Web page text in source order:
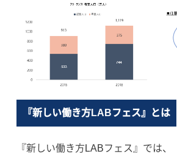
『新しい働き方LABフェス』とは
『新しい働き方LABフェス』では、